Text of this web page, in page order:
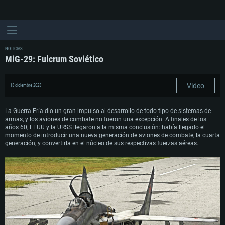
NOTICIAS
MiG-29: Fulcrum Soviético
13 diciembre 2023 Video
La Guerra Fría dio un gran impulso al desarrollo de todo tipo de sistemas de
armas, y los aviones de combate no fueron una excepción. A finales de los
años 60, EEUU y la URSS llegaron a la misma conclusión: había llegado el
momento de introducir una nueva generación de aviones de combate, la cuarta
generación, y convertirla en el núcleo de sus respectivas fuerzas aéreas.